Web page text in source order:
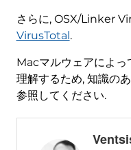
さらに, OSX/Linker
VirusTotal .
Macマルウェアによっ
理解するため, 知識の
参照してください.